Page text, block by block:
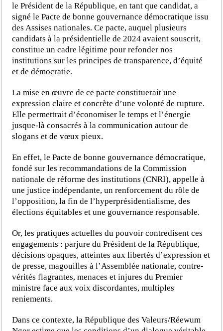
le Président de la République, en tant que candidat, a
signé le Pacte de bonne gouvernance démocratique issu
des Assises nationales. Ce pacte, auquel plusieurs
candidats à la présidentielle de 2024 avaient souscrit,
constitue un cadre légitime pour refonder nos
institutions sur les principes de transparence, d’équité
et de démocratie.
La mise en œuvre de ce pacte constituerait une
expression claire et concrète d’une volonté de rupture.
Elle permettrait d’économiser le temps et l’énergie
jusque-là consacrés à la communication autour de
slogans et de vœux pieux.
En effet, le Pacte de bonne gouvernance démocratique,
fondé sur les recommandations de la Commission
nationale de réforme des institutions (CNRI), appelle à
une justice indépendante, un renforcement du rôle de
l’opposition, la fin de l’hyperprésidentialisme, des
élections équitables et une gouvernance responsable.
Or, les pratiques actuelles du pouvoir contredisent ces
engagements : parjure du Président de la République,
décisions opaques, atteintes aux libertés d’expression et
de presse, magouilles à l’Assemblée nationale, contre-
vérités flagrantes, menaces et injures du Premier
ministre face aux voix discordantes, multiples
reniements.
Dans ce contexte, la République des Valeurs/Réewum